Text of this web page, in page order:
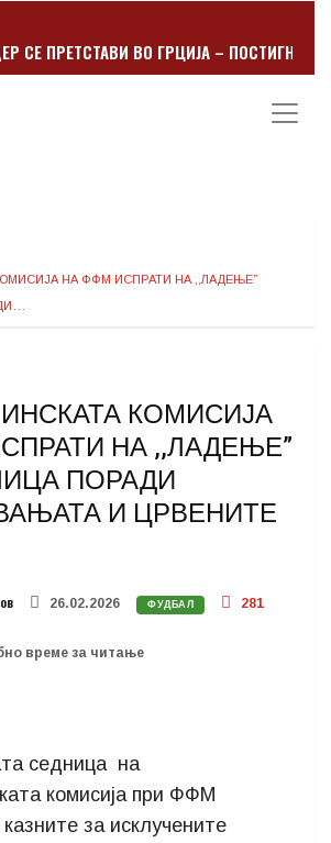
СЕ ПРЕТСТАВИ ВО ГРЦИЈА – ПОСТИГНА
НА ФФМ ИСПРАТИ НА ,,ЛАДЕЊЕ”
КОМИСИЈА
НА ,,ЛАДЕЊЕ”
ПОРАДИ
И ЦРВЕНИТЕ
26.02.2026 ФУДБАЛ 281
време за читање
седница на
комисија при ФФМ
за исклучените